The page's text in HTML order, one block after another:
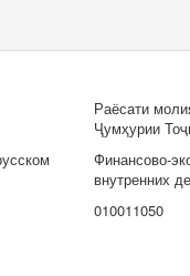
Раёсати
Ҷумҳурии
Финансово-
внутренних
010011050